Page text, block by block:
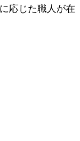
応じた職人が在